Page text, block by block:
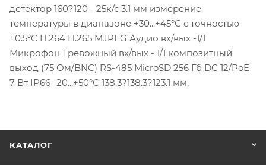
детектор 160?120 - 25к/с 3.1 мм измерение
температуры в диапазоне +30...+45°C с точностью
±0.5°C H.264 H.265 MJPEG Аудио вх/вых -1/1
Микрофон Тревожный вх/вых - 1/1 композитный
выход (75 Ом/BNC) RS-485 MicroSD 256 Гб DC 12/PoE
7 Вт IP66 -20...+50°С 138.3?138.3?123.1 мм.
КАТАЛОГ